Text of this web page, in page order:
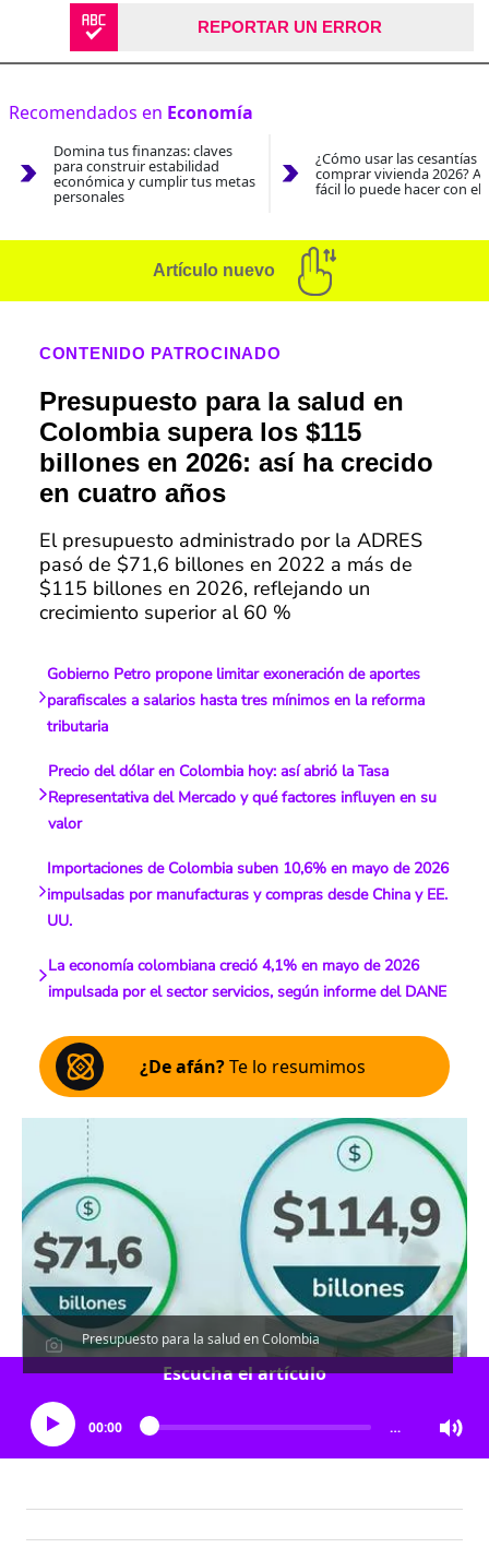
REPORTAR UN ERROR
Recomendados en Economía
Domina tus finanzas: claves
para construir estabilidad
económica y cumplir tus metas
personales
¿Cómo usar las cesantías
comprar vivienda 2026?
fácil lo puede hacer con el
Artículo nuevo
CONTENIDO PATROCINADO
Presupuesto para la salud en
Colombia supera los $115
billones en 2026: así ha crecido
en cuatro años
El presupuesto administrado por la ADRES
pasó de $71,6 billones en 2022 a más de
$115 billones en 2026, reflejando un
crecimiento superior al 60 %
Gobierno Petro propone limitar exoneración de aportes
parafiscales a salarios hasta tres mínimos en la reforma
tributaria
Precio del dólar en Colombia hoy: así abrió la Tasa
Representativa del Mercado y qué factores influyen en su
valor
Importaciones de Colombia suben 10,6% en mayo de 2026
impulsadas por manufacturas y compras desde China y EE.
UU.
La economía colombiana creció 4,1% en mayo de 2026
impulsada por el sector servicios, según informe del DANE
¿De afán?Te lo resumimos
Presupuesto para la salud en Colombia
Escucha el artículo
00:00 …